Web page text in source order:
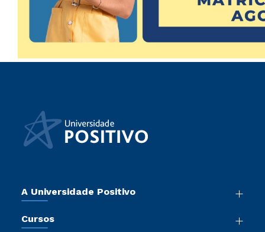
A Universidade Positivo
Sala de Imprensa
Cursos